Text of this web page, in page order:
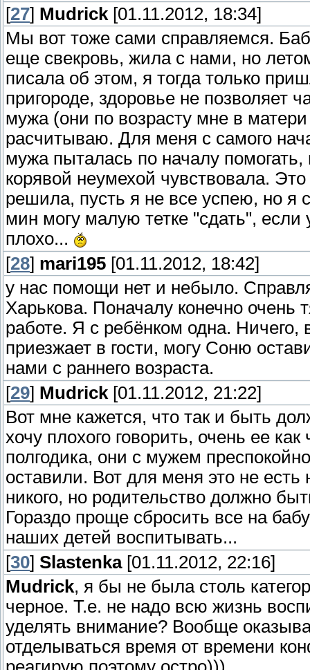
[27] Mudrick [01.11.2012, 18:34]
Мы вот тоже сами справляемся.
еще свекровь, жила с нами, но
писала об этом, я тогда только
пригороде, здоровье не позволяет
мужа (они по возрасту мне в
расчитываю. Для меня с самого
мужа пыталась по началу
корявой неумехой чувствовала.
решила, пусть я не все успею, но я
мин могу малую тетке "сдать",
плохо...
[28] mari195 [01.11.2012, 18:42]
у нас помощи нет и небыло.
Харькова. Поначалу конечно
работе. Я с ребёнком одна. Ничего,
приезжает в гости, могу Соню
нами с раннего возраста.
[29] Mudrick [01.11.2012, 21:22]
Вот мне кажется, что так и быть
хочу плохого говорить, очень ее
полгодика, они с мужем
оставили. Вот для меня это не
никого, но родительство должно
Гораздо проще сбросить все на
наших детей воспитывать...
[30] Slastenka[01.11.2012, 22:16]
Mudrick, я бы не была столь
черное. Т.е. не надо всю жизнь
уделять внимание? Вообще
отделываться время от времени